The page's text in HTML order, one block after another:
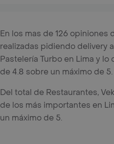
En los mas de 126
realizadas pidiendo delivery
Pastelería Turbo en Lima y
de 4.8 sobre un máximo de 5.
Del total de Restaurantes,
de los más importantes en
un máximo de 5.